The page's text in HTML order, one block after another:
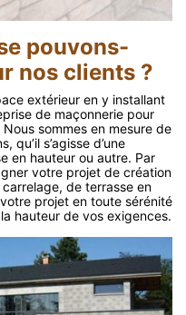
pouvons-
nos clients ?
extérieur en y installant
de maçonnerie pour
sommes en mesure de
qu’il s’agisse d’une
en hauteur ou autre. Par
votre projet de création
de terrasse en
projet en toute sérénité
hauteur de vos exigences.